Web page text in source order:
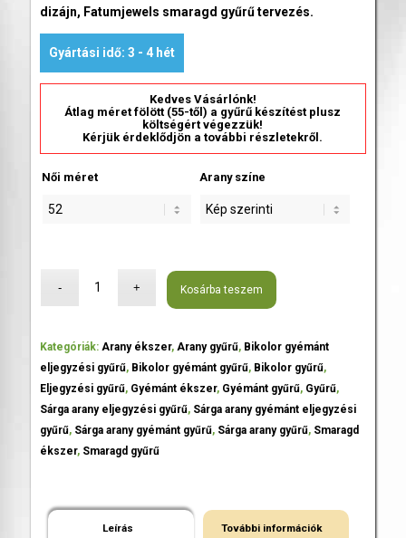
dizájn, Fatumjewels smaragd gyűrű tervezés.
Gyártási idő: 3 - 4 hét
Kedves Vásárlónk!
Átlag méret fölött (55-től) a gyűrű készítést plusz
költségért végezzük!
Kérjük érdeklődjön a további részletekről.
Női méret Arany színe
Kosárba teszem
Kategóriák: Arany ékszer, Arany gyűrű, Bikolor gyémánt
eljegyzési gyűrű, Bikolor gyémánt gyűrű, Bikolor gyűrű,
Eljegyzési gyűrű, Gyémánt ékszer, Gyémánt gyűrű, Gyűrű,
Sárga arany eljegyzési gyűrű, Sárga arany gyémánt eljegyzési
gyűrű, Sárga arany gyémánt gyűrű, Sárga arany gyűrű, Smaragd
ékszer, Smaragd gyűrű
Leírás További információk